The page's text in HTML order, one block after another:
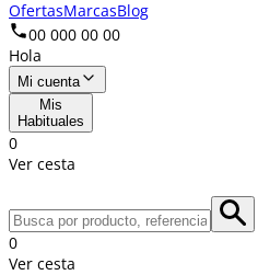
OfertasMarcasBlog
00 000 00 00
Hola
Mi cuenta
Mis
Habituales
0
Ver cesta
0
Ver cesta